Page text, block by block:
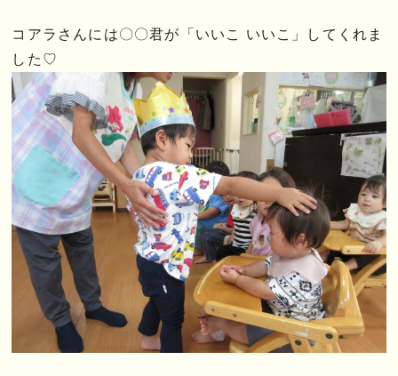
コアラさんには〇〇君が「いいこ いいこ」してくれま
した♡